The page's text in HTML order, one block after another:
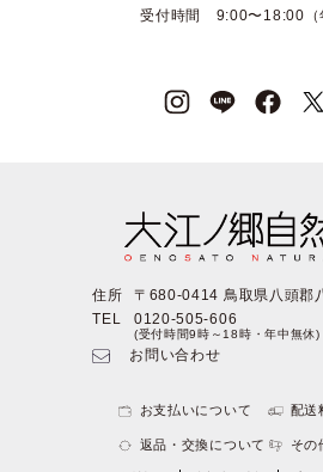
受付時間 9:00〜18:00（
住所
〒680-0414 鳥取県八頭郡
TEL
0120-505-606
(受付時間9時～18時・年中無休)
お問い合わせ
お支払いについて 配送
返品・交換について その